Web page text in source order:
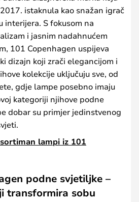
istaknula kao snažan igrač
interijera. S fokusom na
i jasnim nadahnućem
101 Copenhagen uspijeva
dizajn koji zrači elegancijom i
kolekcije uključuju sve, od
gdje lampe posebno imaju
kategoriji njihove podne
dobar su primjer jedinstvenog
lampi iz 101
podne svjetiljke –
transformira sobu